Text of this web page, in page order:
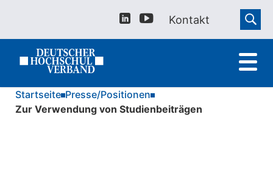
Kontakt
Startseite Presse/Positionen
Zur Verwendung von Studienbeiträgen